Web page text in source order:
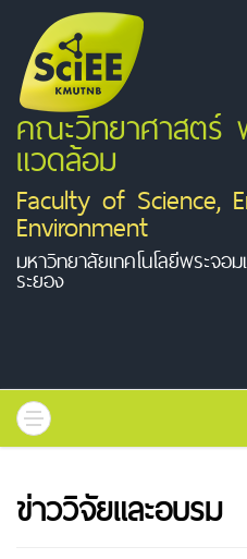
คณะวิทยาศาสตร์
แวดล้อม
Faculty of Science,
Environment
มหาวิทยาลัยเทคโนโลยีพระจอ
ระยอง
ข่าววิจัยและอบรม